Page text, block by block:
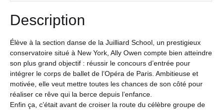
Description
Élève à la section danse de la Juilliard School, un prestigieux
conservatoire situé à New York, Ally Owen compte bien atteindre
son plus grand objectif : réussir le concours d’entrée pour
intégrer le corps de ballet de l’Opéra de Paris. Ambitieuse et
motivée, elle veut mettre toutes les chances de son côté pour
réaliser ce rêve qui la berce depuis l’enfance.
Enfin ça, c’était avant de croiser la route du célèbre groupe de